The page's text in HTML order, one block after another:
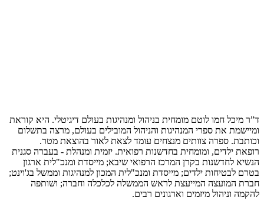
חמו לוטם מומחית בניהול ומנהיגות בעולם דיגיטלי. היא קוראת
את ספרי המנהיגות והניהול המובילים בעולם, מרצה בתשלום
ספרה צוותים מנצחים עומד לצאת לאור בהוצאת מטר.
ומומחית בחדשנות רפואית. יזמית ומנהלת - בעברה סגנית
בקרן המרכז הרפואי שיבא; מייסדת ומנכ"לית ארגון
ילדים; מייסדת ומנכ"לית המכון למנהיגות וממשל בג'וינט;
המייעצת לראש הממשלה לכלכלה וחברה; ושותפה
מיזמים וארגונים רבים.